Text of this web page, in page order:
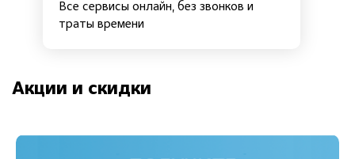
Все сервисы онлайн, без звонков и
траты времени
Акции и скидки